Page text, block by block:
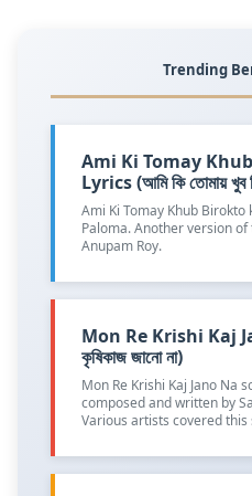
Trending
Ami Ki Tomay
Lyrics (আমি কি তোমায় খুব
Ami Ki Tomay Khub
Paloma. Another version
Anupam Roy.
Mon Re Krishi Kaj
কৃষিকাজ জানো না)
Mon Re Krishi Kaj Jano Na
composed and written by
Various artists covered this